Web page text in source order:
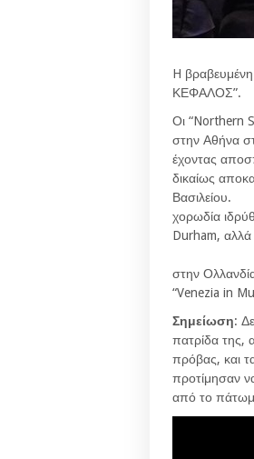
H
ΚΕΦΑΛΟΣ”.
Οι “Northern
στην Αθήνα
έχοντας
δικαίως
χορωδία
Durham, αλλά
Η
στην
“Venezia in
Σημείωση:
πατρίδα της,
πρόβας, και
προτίμησαν
από το